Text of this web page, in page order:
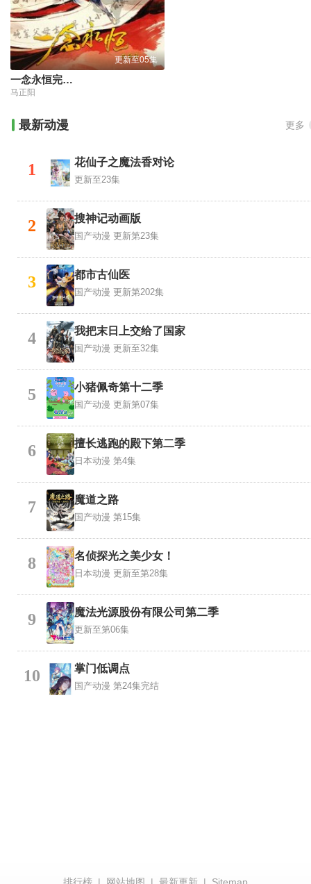
更新至05集
​一念永恒完结季​
马正阳
最新动漫 更多
1 花仙子之魔法香对论
更新至23集
2 搜神记动画版
国产动漫 更新第23集
3 都市古仙医
国产动漫 更新第202集
4 我把末日上交给了国家
国产动漫 更新至32集
5 小猪佩奇第十二季
国产动漫 更新第07集
6 擅长逃跑的殿下第二季
日本动漫 第4集
7 魔道之路
国产动漫 第15集
8 名侦探光之美少女！
日本动漫 更新至第28集
9 魔法光源股份有限公司第二季
更新至第06集
10 掌门低调点
国产动漫 第24集完结